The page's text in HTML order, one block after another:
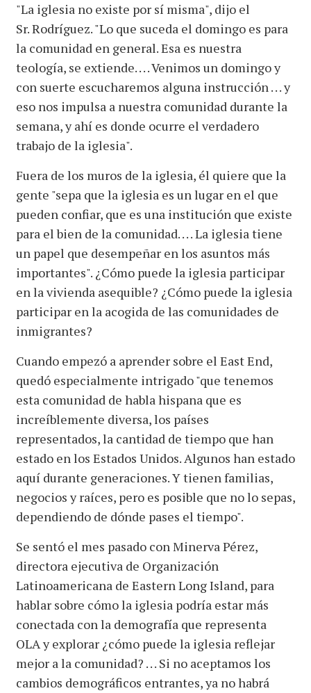
"La iglesia no existe por sí misma", dijo el
Sr. Rodríguez. "Lo que suceda el domingo es para
la comunidad en general. Esa es nuestra
teología, se extiende. . . . Venimos un domingo y
con suerte escucharemos alguna instrucción . . . y
eso nos impulsa a nuestra comunidad durante la
semana, y ahí es donde ocurre el verdadero
trabajo de la iglesia".
Fuera de los muros de la iglesia, él quiere que la
gente "sepa que la iglesia es un lugar en el que
pueden confiar, que es una institución que existe
para el bien de la comunidad. . . . La iglesia tiene
un papel que desempeñar en los asuntos más
importantes". ¿Cómo puede la iglesia participar
en la vivienda asequible? ¿Cómo puede la iglesia
participar en la acogida de las comunidades de
inmigrantes?
Cuando empezó a aprender sobre el East End,
quedó especialmente intrigado "que tenemos
esta comunidad de habla hispana que es
increíblemente diversa, los países
representados, la cantidad de tiempo que han
estado en los Estados Unidos. Algunos han estado
aquí durante generaciones. Y tienen familias,
negocios y raíces, pero es posible que no lo sepas,
dependiendo de dónde pases el tiempo".
Se sentó el mes pasado con Minerva Pérez,
directora ejecutiva de Organización
Latinoamericana de Eastern Long Island, para
hablar sobre cómo la iglesia podría estar más
conectada con la demografía que representa
OLA y explorar ¿cómo puede la iglesia reflejar
mejor a la comunidad? . . . Si no aceptamos los
cambios demográficos entrantes, ya no habrá